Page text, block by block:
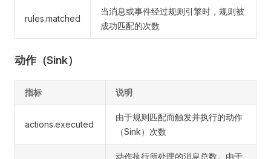
rules.matched
当消息或事件经过规则引擎时，规则被
成功匹配的次数
动作（Sink）
指标 说明
actions.executed
由于规则匹配而触发并执行的动作
（Sink）次数
动作执行所处理的消息总数。由于